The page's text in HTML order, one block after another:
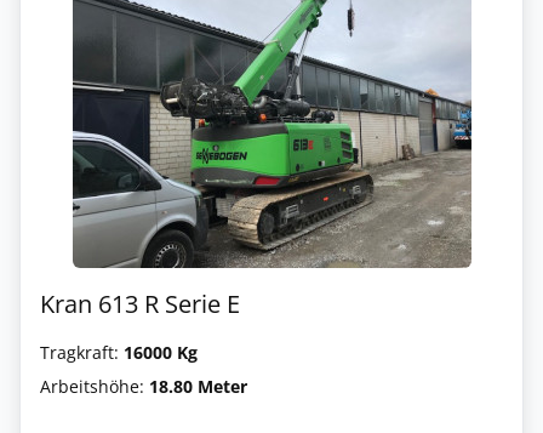
Kran 613 R Serie E
Tragkraft: 16000 Kg
Arbeitshöhe: 18.80 Meter